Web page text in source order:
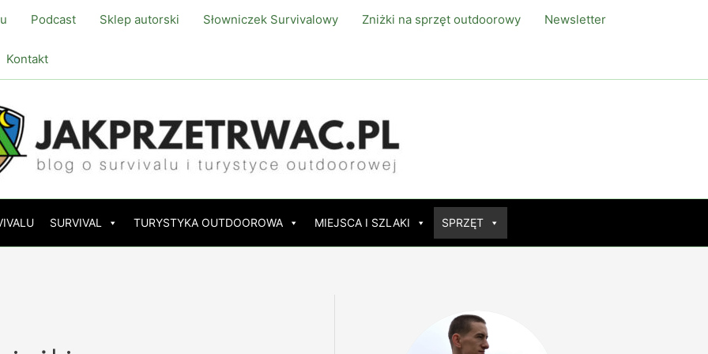
Podcast Sklep autorski Słowniczek Survivalowy Zniżki na sprzęt outdoorowy Newsletter
Kontakt
SURVIVAL TURYSTYKA OUTDOOROWA MIEJSCA I SZLAKI SPRZĘT